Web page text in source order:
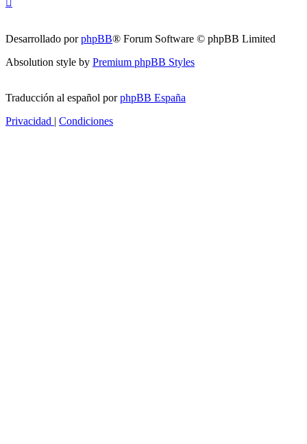
Desarrollado porphpBB® Forum Software © phpBB Limited
Absolution style by Premium phpBB Styles
Traducción al español porphpBB España
Privacidad | Condiciones